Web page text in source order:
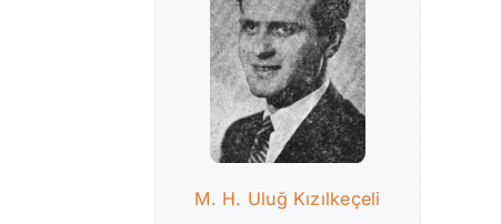
M. H. Uluğ Kızılkeçeli